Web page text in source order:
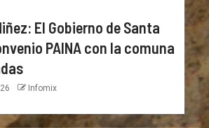
El Gobierno de Santa
PAINA con la comuna
Infomix